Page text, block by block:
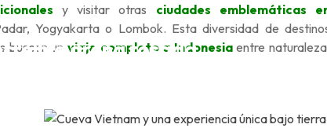
arena rosada
y visitar otras ciudades emblemáticas
Yogyakarta o Lombok. Esta diversidad de
buscan un viaje completo a Indonesiaentre